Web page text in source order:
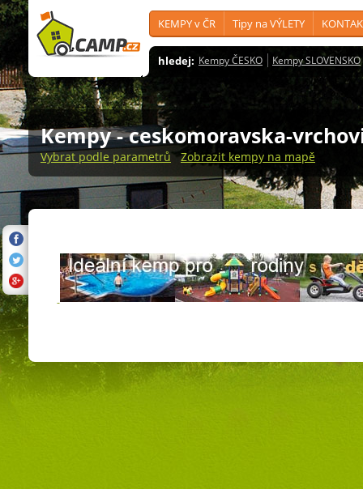
KEMPY v ČR Tipy na VÝLETY
hledej: Kempy ČESKO Kempy SLOVENSKO
Kempy - ceskomoravska-
Vybrat podle parametrů Zobrazit kempy na mapě